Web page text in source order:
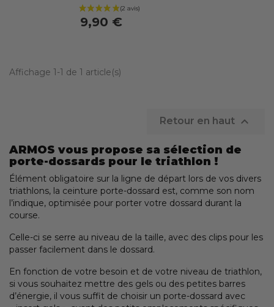
9,90 €
Affichage 1-1 de 1 article(s)
Retour en haut 
ARMOS vous propose sa sélection de
porte-dossards pour le triathlon !
Élément obligatoire sur la ligne de départ lors de vos divers
triathlons, la ceinture porte-dossard est, comme son nom
l’indique, optimisée pour porter votre dossard durant la
course.
Celle-ci se serre au niveau de la taille, avec des clips pour les
passer facilement dans le dossard.
En fonction de votre besoin et de votre niveau de triathlon,
si vous souhaitez mettre des gels ou des petites barres
d’énergie, il vous suffit de choisir un porte-dossard avec